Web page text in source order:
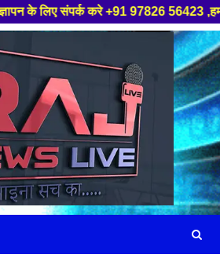
+91 97826 56423 ,हमारे यूट्यूब चैनल